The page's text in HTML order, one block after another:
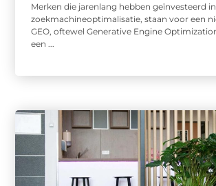
Merken die jarenlang hebben geïnvesteerd in
zoekmachineoptimalisatie, staan voor een
GEO, oftewel Generative Engine
een ...